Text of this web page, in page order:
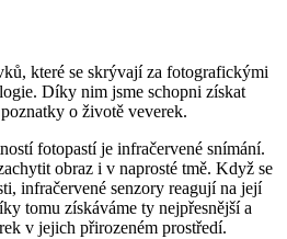
které se skrývají za fotografickými
Díky nim jsme schopni získat
o životě veverek.
fotopastí je infračervené snímání.
obraz i v naprosté tmě. Když se
infračervené senzory reagují na její
tomu získáváme ty nejpřesnější a
v jejich přirozeném prostředí.